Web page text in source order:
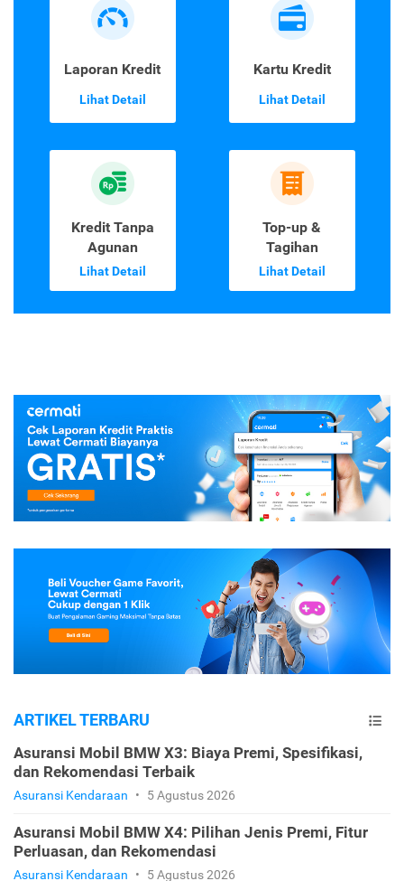
Laporan Kredit
Lihat Detail
Kartu Kredit
Lihat Detail
Kredit Tanpa
Agunan
Lihat Detail
Top-up &
Tagihan
Lihat Detail
ARTIKEL TERBARU
Asuransi Mobil BMW X3: Biaya Premi, Spesifikasi,
dan Rekomendasi Terbaik
Asuransi Kendaraan • 5 Agustus 2026
Asuransi Mobil BMW X4: Pilihan Jenis Premi, Fitur
Perluasan, dan Rekomendasi
Asuransi Kendaraan • 5 Agustus 2026